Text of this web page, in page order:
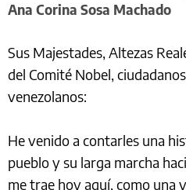
Ana Corina Sosa Machado
Sus Majestades, Altezas
del Comité Nobel,
venezolanos:
He venido a contarles una
pueblo y su larga marcha
me trae hoy aquí, como una